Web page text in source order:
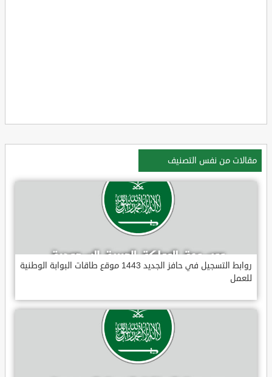
مقالات من نفس التصنيف
روابط التسجيل في حافز الجديد 1443 موقع طاقات البوابة الوطنية
للعمل